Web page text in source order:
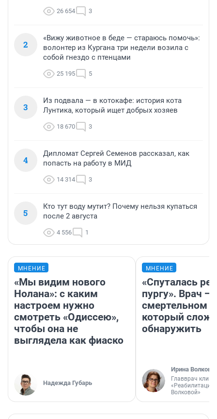
26 654 3
2
«Вижу животное в беде — стараюсь помочь»:
волонтер из Кургана три недели возила с
собой гнездо с птенцами
25 195 5
3
Из подвала — в котокафе: история кота
Лунтика, который ищет добрых хозяев
18 670 3
4
Дипломат Сергей Семенов рассказал, как
попасть на работу в МИД
14 314 3
5
Кто тут воду мутит? Почему нельзя купаться
после 2 августа
4 556 1
МНЕНИЕ
«Мы видим нового
Нолана»: с каким
настроем нужно
смотреть «Одиссею»,
чтобы она не
выглядела как фиаско
Надежда Губарь
МНЕНИЕ
«Спуталась
пургу». Врач —
смертельном
который
обнаружить
Ирина Волкова
Главврач
«Реабилитация
Волковой»